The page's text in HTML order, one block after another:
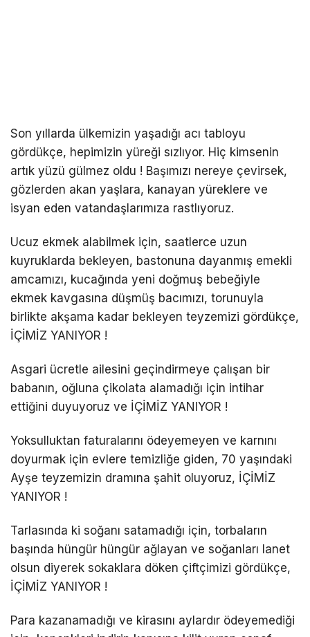
Son yıllarda ülkemizin yaşadığı acı tabloyu
gördükçe, hepimizin yüreği sızlıyor. Hiç kimsenin
artık yüzü gülmez oldu ! Başımızı nereye çevirsek,
gözlerden akan yaşlara, kanayan yüreklere ve
isyan eden vatandaşlarımıza rastlıyoruz.
Ucuz ekmek alabilmek için, saatlerce uzun
kuyruklarda bekleyen, bastonuna dayanmış emekli
amcamızı, kucağında yeni doğmuş bebeğiyle
ekmek kavgasına düşmüş bacımızı, torunuyla
birlikte akşama kadar bekleyen teyzemizi gördükçe,
İÇİMİZ YANIYOR !
Asgari ücretle ailesini geçindirmeye çalışan bir
babanın, oğluna çikolata alamadığı için intihar
ettiğini duyuyoruz ve İÇİMİZ YANIYOR !
Yoksulluktan faturalarını ödeyemeyen ve karnını
doyurmak için evlere temizliğe giden, 70 yaşındaki
Ayşe teyzemizin dramına şahit oluyoruz, İÇİMİZ
YANIYOR !
Tarlasında ki soğanı satamadığı için, torbaların
başında hüngür hüngür ağlayan ve soğanları lanet
olsun diyerek sokaklara döken çiftçimizi gördükçe,
İÇİMİZ YANIYOR !
Para kazanamadığı ve kirasını aylardır ödeyemediği